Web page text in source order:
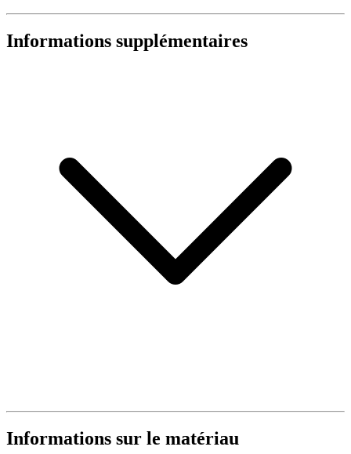
Informations supplémentaires
Informations sur le matériau